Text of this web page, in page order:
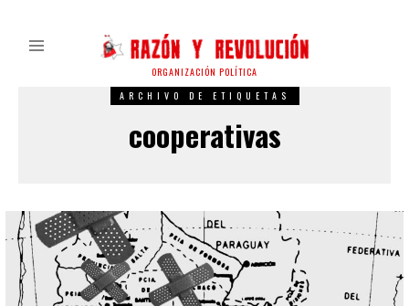
ORGANIZACIÓN POLÍTICA
ARCHIVO DE ETIQUETAS
cooperativas